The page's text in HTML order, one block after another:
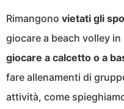
Rimangono vietati gli
giocare a beach volley
giocare a calcetto o a
fare allenamenti di
attività, come